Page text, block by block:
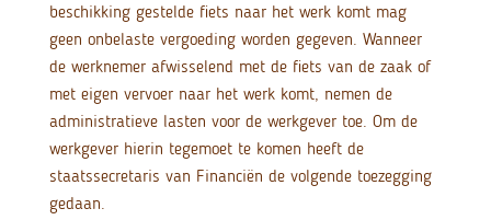
beschikking gestelde fiets naar het werk komt mag
geen onbelaste vergoeding worden gegeven. Wanneer
de werknemer afwisselend met de fiets van de zaak of
met eigen vervoer naar het werk komt, nemen de
administratieve lasten voor de werkgever toe. Om de
werkgever hierin tegemoet te komen heeft de
staatssecretaris van Financiën de volgende toezegging
gedaan.